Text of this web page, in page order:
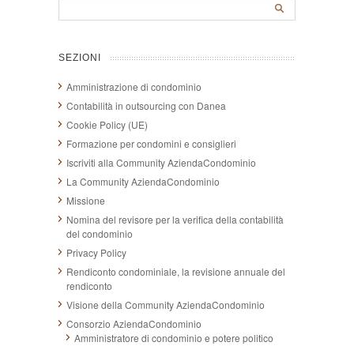
SEZIONI
Amministrazione di condominio
Contabilità in outsourcing con Danea
Cookie Policy (UE)
Formazione per condomini e consiglieri
Iscriviti alla Community AziendaCondominio
La Community AziendaCondominio
Missione
Nomina del revisore per la verifica della contabilità
del condominio
Privacy Policy
Rendiconto condominiale, la revisione annuale del
rendiconto
Visione della Community AziendaCondominio
Consorzio AziendaCondominio
Amministratore di condominio e potere politico